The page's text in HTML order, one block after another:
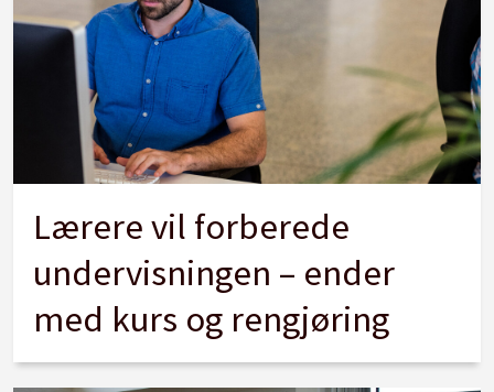
Lærere vil forberede
undervisningen – ender
med kurs og rengjøring